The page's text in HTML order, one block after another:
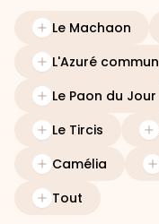
Le Machaon
L'Azuré commun
Le Paon du Jour
Le Tircis
Camélia
Tout